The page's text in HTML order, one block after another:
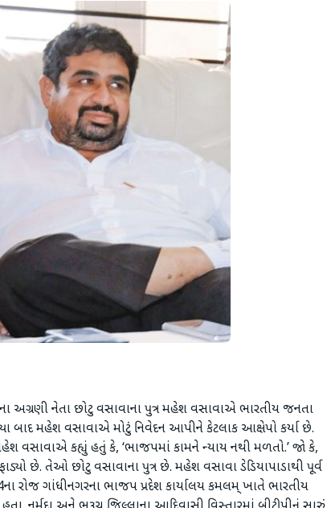
અગ્રણી નેતા છોટુ વસાવાના પુત્ર મહેશ વસાવાએ ભારતીય જનતા
બાદ મહેશ વસાવાએ મોટું નિવેદન આપીને કેટલાક આક્ષેપો કર્યા છે.
વસાવાએ કહ્યું હતું કે, ‘ભાજપમાં કામને ન્યાય નથી મળતો.’ જો કે,
છે. તેઓ છોટુ વસાવાના પુત્ર છે. મહેશ વસાવા ડેડિયાપાડાથી પૂર્વ
રોજ ગાંધીનગરના ભાજપ પ્રદેશ કાર્યાલય કમલમ્ ખાતે ભારતીય